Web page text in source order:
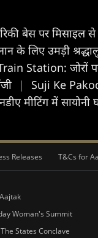
बेस पर मिसाइल
के लिए उमड़ी
Station: जोरों
|
Suji Ke
मीटिंग में
Releases T&Cs for
Woman's Summit
States Conclave